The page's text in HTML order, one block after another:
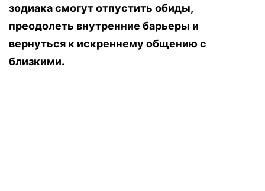
зодиака смогут отпустить обиды,
преодолеть внутренние барьеры и
вернуться к искреннему общению с
близкими.